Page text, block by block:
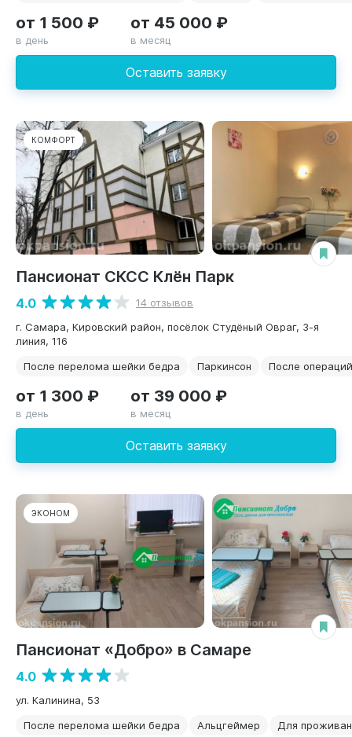
Оставить заявку
от 1 500 ₽
в день
от 45 000 ₽
в месяц
КОМФОРТ
Пансионат СКСС Клён Парк
4.0
14 отзывов
г. Самара, Кировский район, посёлок Студёный Овраг, 3-я
линия, 116
После перелома шейки бедра
Паркинсон После операций
Оставить заявку
от 1 300 ₽
в день
от 39 000 ₽
в месяц
ЭКОНОМ
Пансионат «Добро» в Самаре
4.0
ул. Калинина, 53
После перелома шейки бедра
Альцгеймер Для